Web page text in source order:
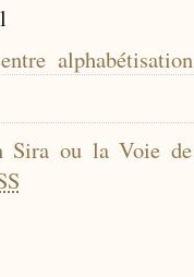
Sira ou la Voie